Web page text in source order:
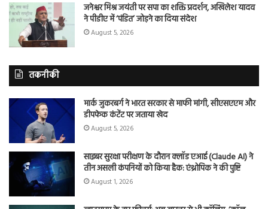
जनेश्वर मिश्र जयंती पर सपा का शक्ति प्रदर्शन, अखिलेश यादव
ने पीडीए में ‘पंडित’ जोड़ने का दिया संदेश
August 5, 2026
तकनीकी
मार्क जुकरबर्ग ने भारत सरकार से माफी मांगी, सीएसएएम और
डीपफेक कंटेंट पर जताया खेद
August 5, 2026
साइबर सुरक्षा परीक्षण के दौरान क्लॉड एआई (Claude AI) ने
तीन असली कंपनियों को किया हैक: एंथ्रोपिक ने की पुष्टि
August 1, 2026